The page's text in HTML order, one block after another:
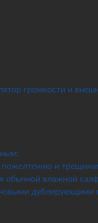
громкости и
пожелтению и
обычной влажной
дублирующими